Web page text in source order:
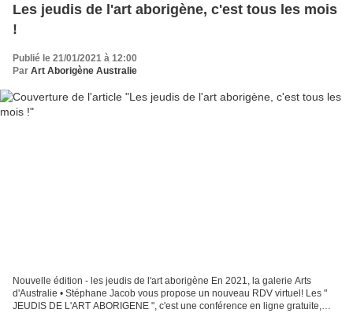
Les jeudis de l'art aborigène, c'est tous les mois
!
Publié le 21/01/2021 à 12:00
Par Art Aborigène Australie
Nouvelle édition - les jeudis de l'art aborigène En 2021, la galerie Arts
d'Australie • Stéphane Jacob vous propose un nouveau RDV virtuel! Les "
JEUDIS DE L'ART ABORIGENE ", c'est une conférence en ligne gratuite,